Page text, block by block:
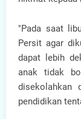
"Pada saat
Persit agar
dapat lebih
anak tidak
disekolahkan
pendidikan